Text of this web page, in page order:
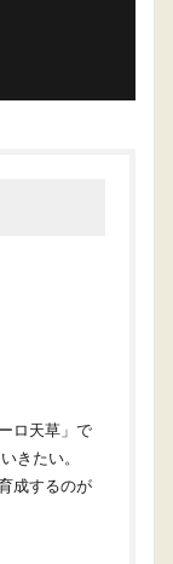
ロ天草」で
きたい。
成するのが